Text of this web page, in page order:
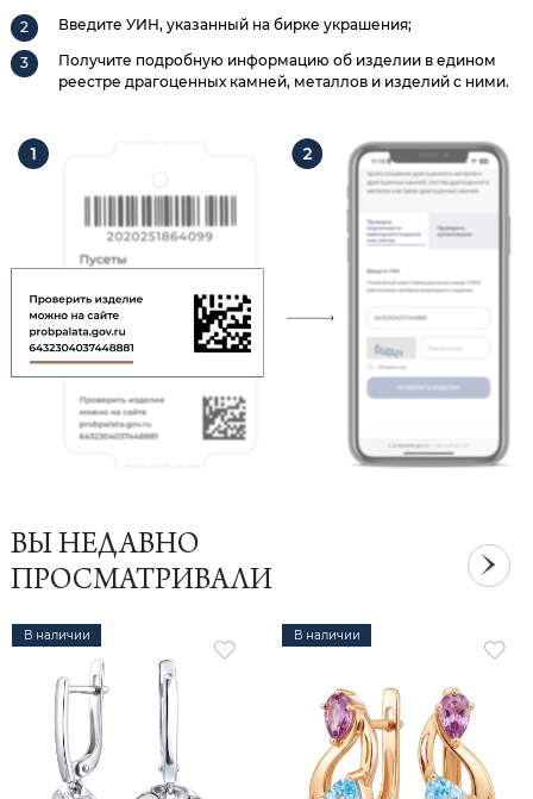
Введите УИН, указанный на бирке украшения;
Получите подробную информацию об изделии в едином
реестре драгоценных камней, металлов и изделий с ними.
ВЫ НЕДАВНО
ПРОСМАТРИВАЛИ
В наличии В наличии